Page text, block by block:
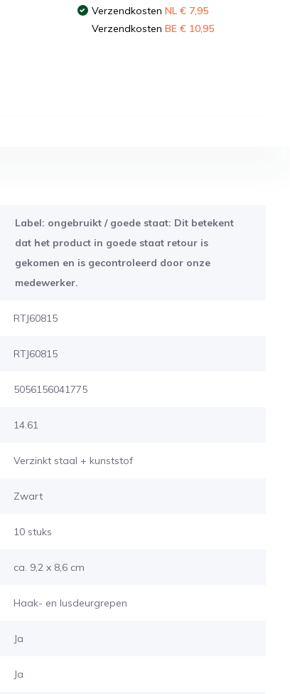
Verzendkosten NL € 7,95
Verzendkosten BE € 10,95
Label: ongebruikt / goede staat: Dit betekent
dat het product in goede staat retour is
gekomen en is gecontroleerd door onze
medewerker.
RTJ60815
RTJ60815
5056156041775
14.61
Verzinkt staal + kunststof
Zwart
10 stuks
ca. 9,2 x 8,6 cm
Haak- en lusdeurgrepen
Ja
Ja